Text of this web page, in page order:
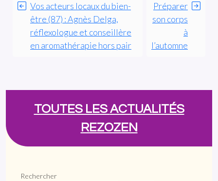
Vos acteurs locaux du bien-
être (87) : Agnès Delga,
réflexologue et conseillère
en aromathérapie hors pair
Préparer
son corps
à
l’automne
TOUTES LESACTUALITÉS
REZOZEN
Rechercher